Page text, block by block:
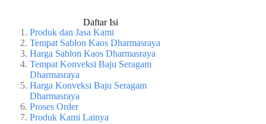
Daftar Isi
Produk dan Jasa Kami
Tempat Sablon Kaos Dharmasraya
Harga Sablon Kaos Dharmasraya
Tempat Konveksi Baju Seragam
Dharmasraya
Harga Konveksi Baju Seragam
Dharmasraya
Proses Order
Produk Kami Lainya